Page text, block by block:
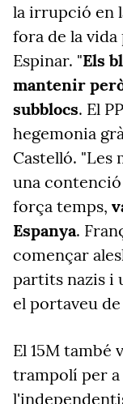
la irrupció en
fora de la vida
Espinar. "Els
mantenir
subblocs. El
hegemonia
Castelló. "Les
una
força temps,
Espanya.
començar
partits nazis i
el portaveu
El 15M també
trampolí per a